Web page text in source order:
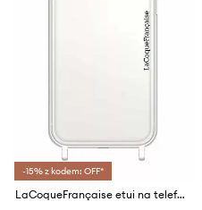
-15% z kodem: OFF*
LaCoqueFrançaise etui na telefon Transparent iPhone 14+